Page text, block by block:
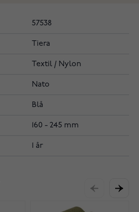
57538
Tiera
Textil / Nylon
Nato
Blå
160 - 245 mm
1 år